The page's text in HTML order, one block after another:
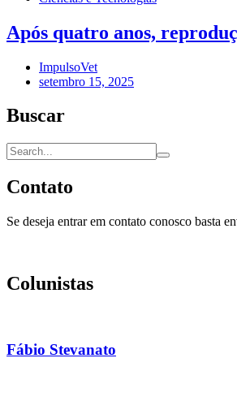
Após quatro anos,
ImpulsoVet
setembro 15, 2025
Buscar
Contato
Se deseja entrar em contato conosco basta
Colunistas
Fábio Stevanato